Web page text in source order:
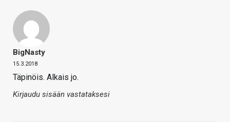
BigNasty
15.3.2018
Täpinöis. Alkais jo.
Kirjaudu sisään vastataksesi